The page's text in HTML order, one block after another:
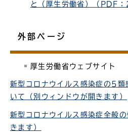
と（厚生労働省）（PDF
外部ページ
厚生労働省ウェブサイト
新型コロナウイルス感染症の5類
いて（別ウィンドウが開きます）
新型コロナウイルス感染症全般
きます）